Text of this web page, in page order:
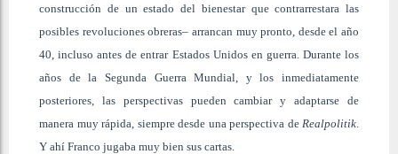
construcción de un estado del bienestar que contrarrestara las
posibles revoluciones obreras– arrancan muy pronto, desde el año
40, incluso antes de entrar Estados Unidos en guerra. Durante los
años de la Segunda Guerra Mundial, y los inmediatamente
posteriores, las perspectivas pueden cambiar y adaptarse de
manera muy rápida, siempre desde una perspectiva de Realpolitik
Y ahí Franco jugaba muy bien sus cartas.